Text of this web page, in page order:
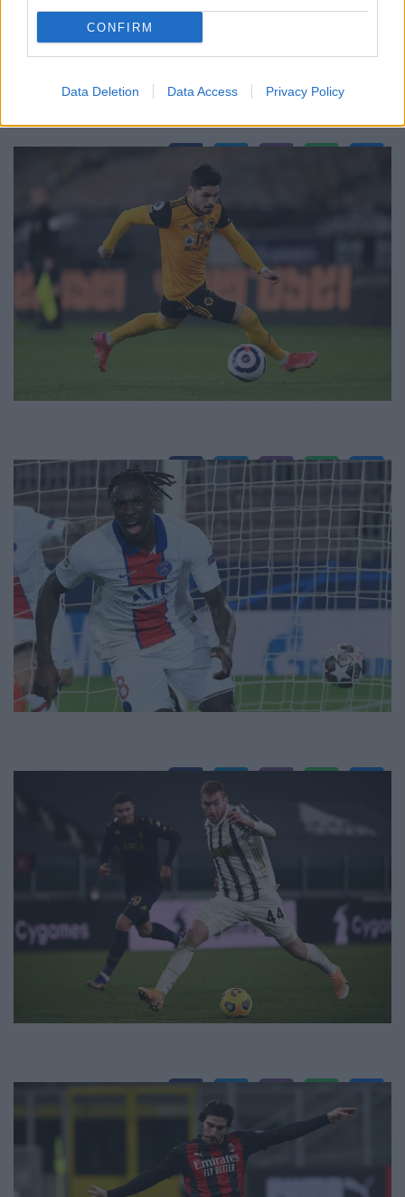
CONFIRM
Data Deletion Data Access Privacy Policy